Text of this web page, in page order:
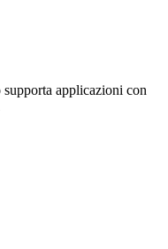
applicazioni con